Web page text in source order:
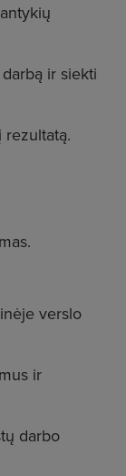
ir siekti
verslo
ir
darbo